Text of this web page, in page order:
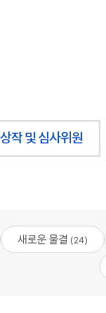
작 및 심사위원
새로운 물결 (24)